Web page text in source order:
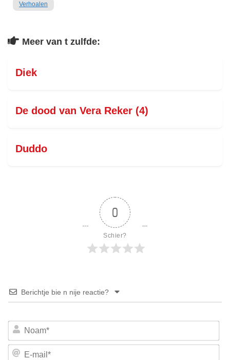
Verhoalen
Meer van t zulfde:
Diek
De dood van Vera Reker (4)
Duddo
0
Schier?
Berichtje bie n nije reactie?
E-